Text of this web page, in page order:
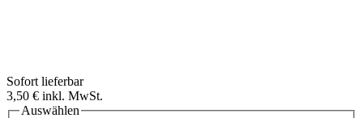
Sofort lieferbar
3,50 € inkl. MwSt.
Auswählen